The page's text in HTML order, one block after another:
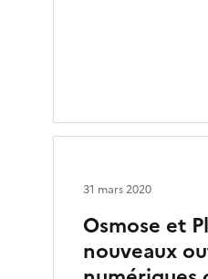
Osmose et
nouveaux
31 mars 2020